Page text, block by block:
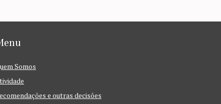
Somos
e outras decisões